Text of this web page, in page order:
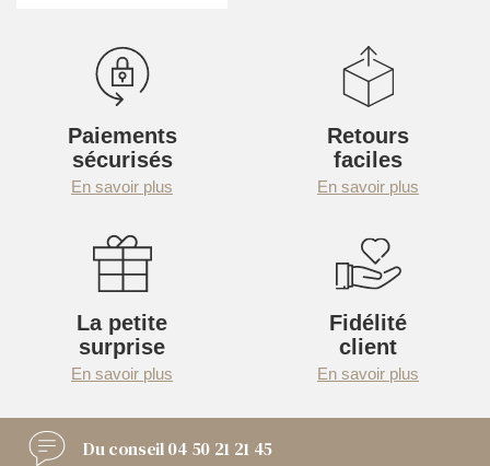
Paiements
sécurisés
En savoir plus
Retours
faciles
En savoir plus
La petite
surprise
En savoir plus
Fidélité
client
En savoir plus
Du conseil04 50 21 21 45